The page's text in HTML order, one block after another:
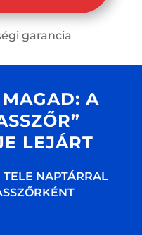
garancia
A
LEJÁRT
NAPTÁRRAL